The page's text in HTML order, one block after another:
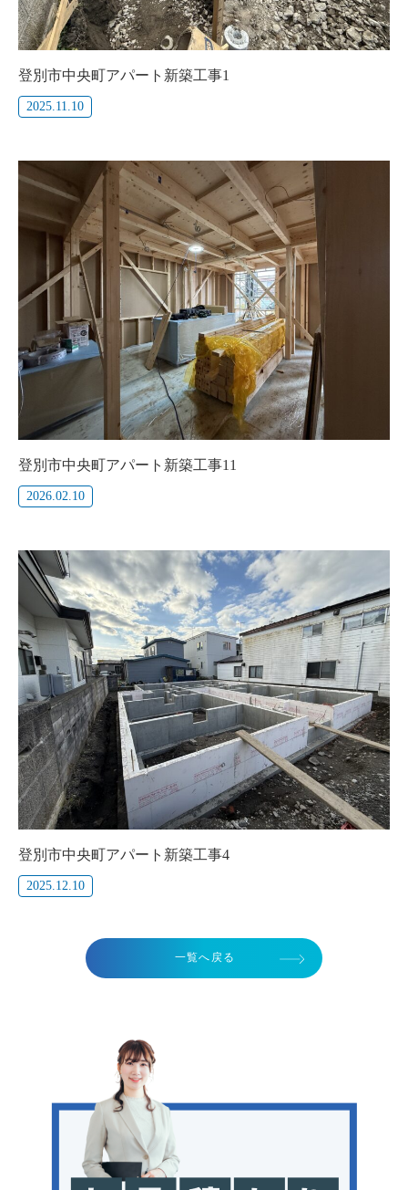
登別市中央町アパート新築工事1
2025.11.10
登別市中央町アパート新築工事11
2026.02.10
登別市中央町アパート新築工事4
2025.12.10
一覧へ戻る